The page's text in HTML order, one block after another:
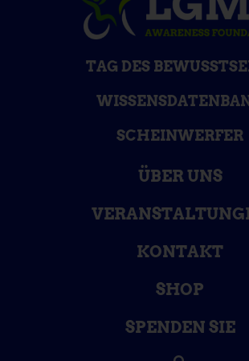
TAG DES
SCHEINWERFER
ÜBER UNS
KONTAKT
SHOP
SPENDEN SIE